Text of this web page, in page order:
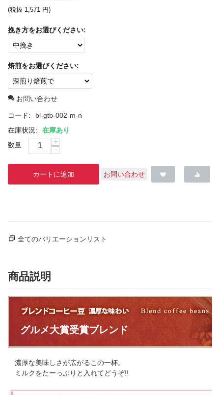
(税抜 1,571 円)
挽き方をお選びください:
焙煎をお選びください:
お問い合わせ
コード:
bl-gtb-002-m-n
在庫状況:
在庫あり
数量:
+
−
カートに追加 お問い合わせ
全てのバリエーションリスト
商品説明
グルメ大賞受賞ブレンド
濃厚な美味しさが広がるこの一杯。
ミルクをたーっぷりと入れてどうぞ!!